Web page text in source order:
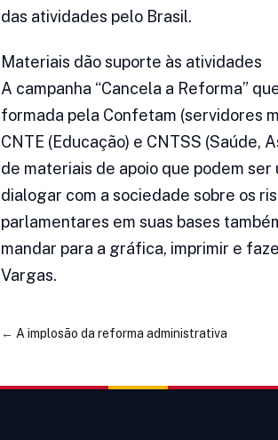
das atividades pelo Brasil.
Materiais dão suporte às atividades
A campanha “Cancela a Reforma”
formada pela Confetam (servidores
CNTE (Educação) e CNTSS (Saúde,
de materiais de apoio que podem
dialogar com a sociedade sobre os
parlamentares em suas bases
mandar para a gráfica, imprimir e
Vargas.
← A implosão da reforma administrativa